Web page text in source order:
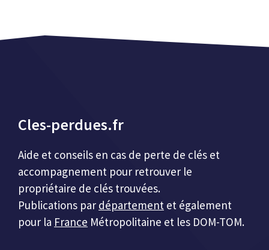
Cles-perdues.fr
Aide et conseils en cas de perte de clés et
accompagnement pour retrouver le
propriétaire de clés trouvées.
Publications par département et également
pour la France Métropolitaine et les DOM-TOM.